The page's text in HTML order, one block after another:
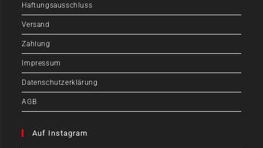
Haftungsausschluss
Versand
Zahlung
Impressum
Datenschutzerklärung
AGB
Auf Instagram